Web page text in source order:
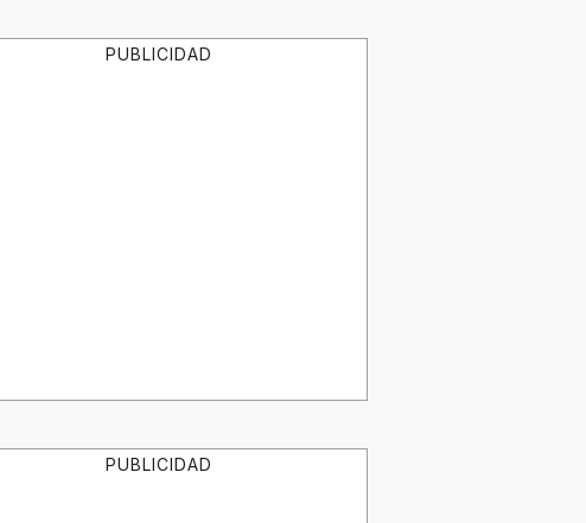
PUBLICIDAD
PUBLICIDAD